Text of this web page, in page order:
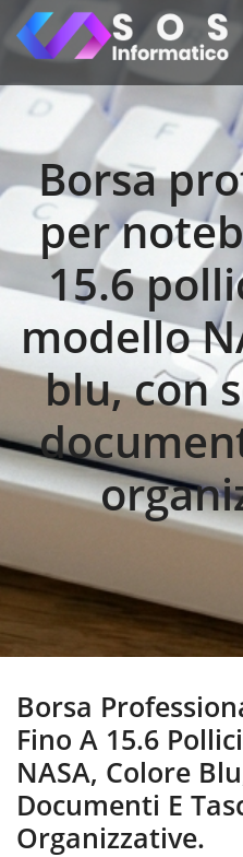
Borsa
per
15.6
modello
blu, con
Borsa
Fino A 15.6
NASA, Colore
Documenti E
Organizzative.